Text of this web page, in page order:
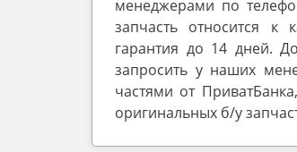
менеджерами по
запчасть относится к
гарантия до 14 дней.
запросить у наших
частями от
оригинальных б/у